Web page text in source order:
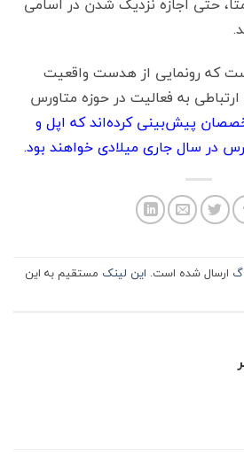
که رونمایی از هدست واقعیت
به فعالیت در حوزه متاورس
پیش‌بینی کرده‌اند که اپل و
در سال جاری میلادی خواهند بود.
ارسال شده است. این لینک مستقیم به این